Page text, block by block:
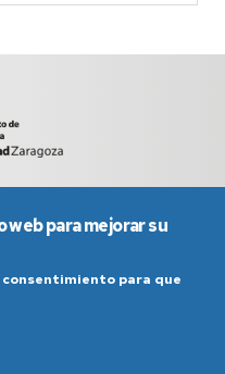
de uso
para mejorar su
para que